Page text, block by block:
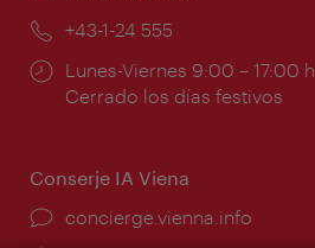
Teléfono:
+43-1-24 555
Horarios
de
Lunes-Viernes 9:00 – 17:00 h
Cerrado los días festivos
Conserje IA Viena
concierge.vienna.info